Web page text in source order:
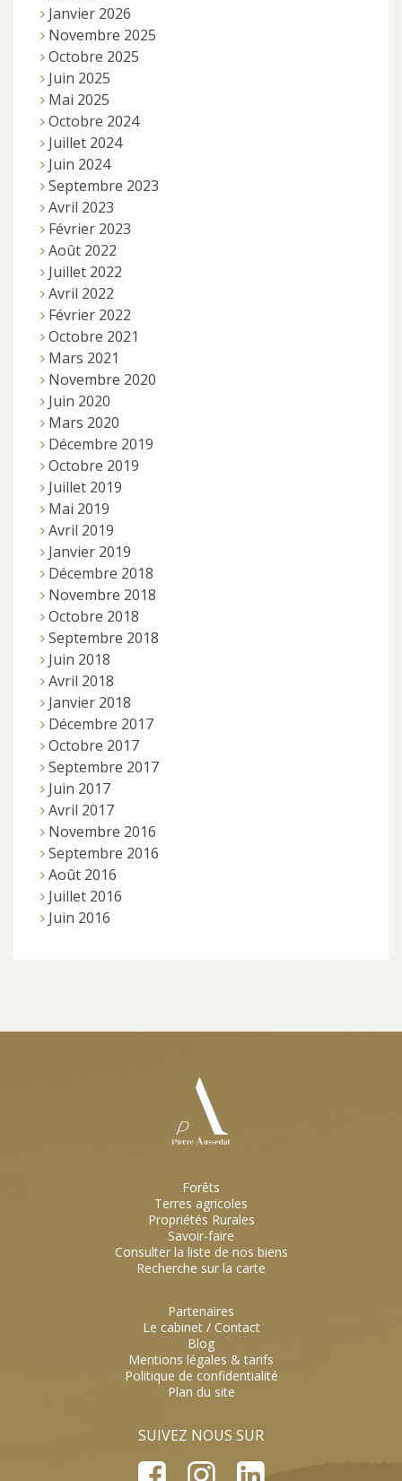
Janvier 2026
Novembre 2025
Octobre 2025
Juin 2025
Mai 2025
Octobre 2024
Juillet 2024
Juin 2024
Septembre 2023
Avril 2023
Février 2023
Août 2022
Juillet 2022
Avril 2022
Février 2022
Octobre 2021
Mars 2021
Novembre 2020
Juin 2020
Mars 2020
Décembre 2019
Octobre 2019
Juillet 2019
Mai 2019
Avril 2019
Janvier 2019
Décembre 2018
Novembre 2018
Octobre 2018
Septembre 2018
Juin 2018
Avril 2018
Janvier 2018
Décembre 2017
Octobre 2017
Septembre 2017
Juin 2017
Avril 2017
Novembre 2016
Septembre 2016
Août 2016
Juillet 2016
Juin 2016
Forêts
Terres agricoles
Propriétés Rurales
Savoir-faire
Consulter la liste de nos biens
Recherche sur la carte
Partenaires
Le cabinet / Contact
Blog
Mentions légales & tarifs
Politique de confidentialité
Plan du site
SUIVEZ NOUS SUR
Face
Inst
Link